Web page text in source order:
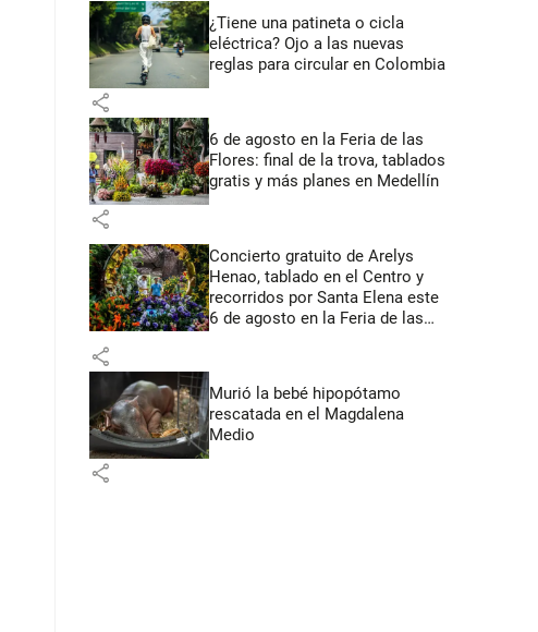
¿Tiene una patineta o cicla
eléctrica? Ojo a las nuevas
reglas para circular en Colombia
share
6 de agosto en la Feria de las
Flores: final de la trova, tablados
gratis y más planes en Medellín
share
Concierto gratuito de Arelys
Henao, tablado en el Centro y
recorridos por Santa Elena este
6 de agosto en la Feria de las
share
Murió la bebé hipopótamo
rescatada en el Magdalena
Medio
share